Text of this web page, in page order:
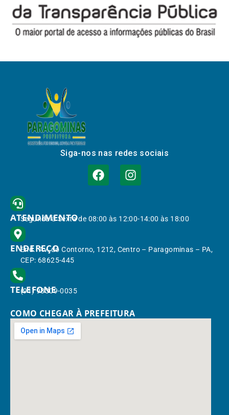
Siga-nos nas redes sociais
ATENDIMENTO
Segunda à Sexta de 08:00 às 12:00-14:00 às 18:00
ENDEREÇO
End.: Av. do Contorno, 1212, Centro – Paragominas – PA,
CEP: 68625-445
TELEFONE
(91) 98309-0035
COMO CHEGAR À PREFEITURA